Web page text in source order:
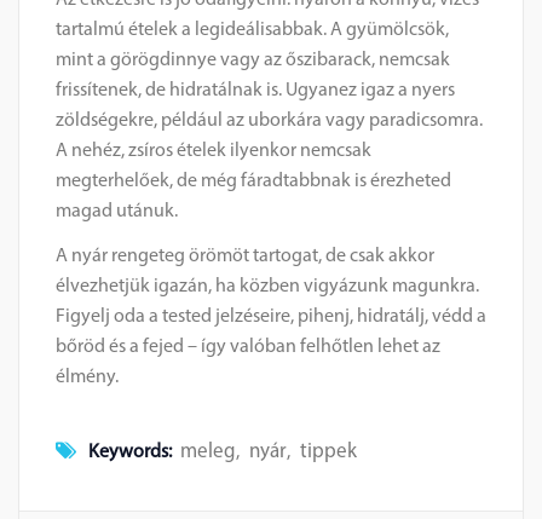
tartalmú ételek a legideálisabbak. A gyümölcsök,
mint a görögdinnye vagy az őszibarack, nemcsak
frissítenek, de hidratálnak is. Ugyanez igaz a nyers
zöldségekre, például az uborkára vagy paradicsomra.
A nehéz, zsíros ételek ilyenkor nemcsak
megterhelőek, de még fáradtabbnak is érezheted
magad utánuk.
A nyár rengeteg örömöt tartogat, de csak akkor
élvezhetjük igazán, ha közben vigyázunk magunkra.
Figyelj oda a tested jelzéseire, pihenj, hidratálj, védd a
bőröd és a fejed – így valóban felhőtlen lehet az
élmény.
Keywords: meleg, nyár, tippek